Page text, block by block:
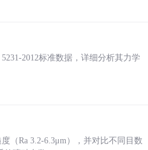
2012标准数据，详细分析其力学
（Ra 3.2-6.3μm），并对比不同目数